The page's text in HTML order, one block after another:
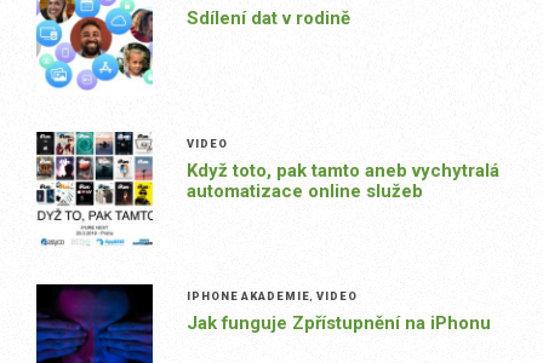
Sdílení dat v rodině
VIDEO
Když toto, pak tamto aneb vychytralá
automatizace online služeb
IPHONE AKADEMIE, VIDEO
Jak funguje Zpřístupnění na iPhonu